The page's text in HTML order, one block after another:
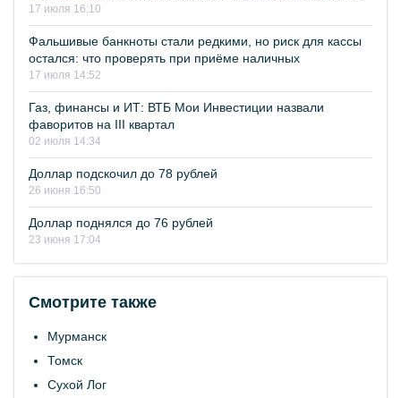
17 июля 16:10
Фальшивые банкноты стали редкими, но риск для кассы
остался: что проверять при приёме наличных
17 июля 14:52
Газ, финансы и ИТ: ВТБ Мои Инвестиции назвали
фаворитов на III квартал
02 июля 14:34
Доллар подскочил до 78 рублей
26 июня 16:50
Доллар поднялся до 76 рублей
23 июня 17:04
Смотрите также
Мурманск
Томск
Сухой Лог